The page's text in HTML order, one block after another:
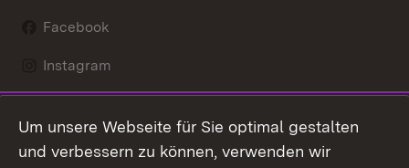
Facebook
Instagram
Social Wall
Um unsere Webseite für Sie optimal gestalten
und verbessern zu können, verwenden wir